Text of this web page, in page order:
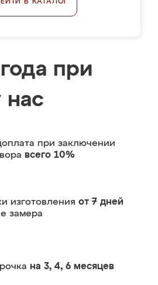
В КАТАЛОГ
при
нас
при заключении
всего 10%
изготовления от 7 дней
замера
на 3, 4, 6 месяцев